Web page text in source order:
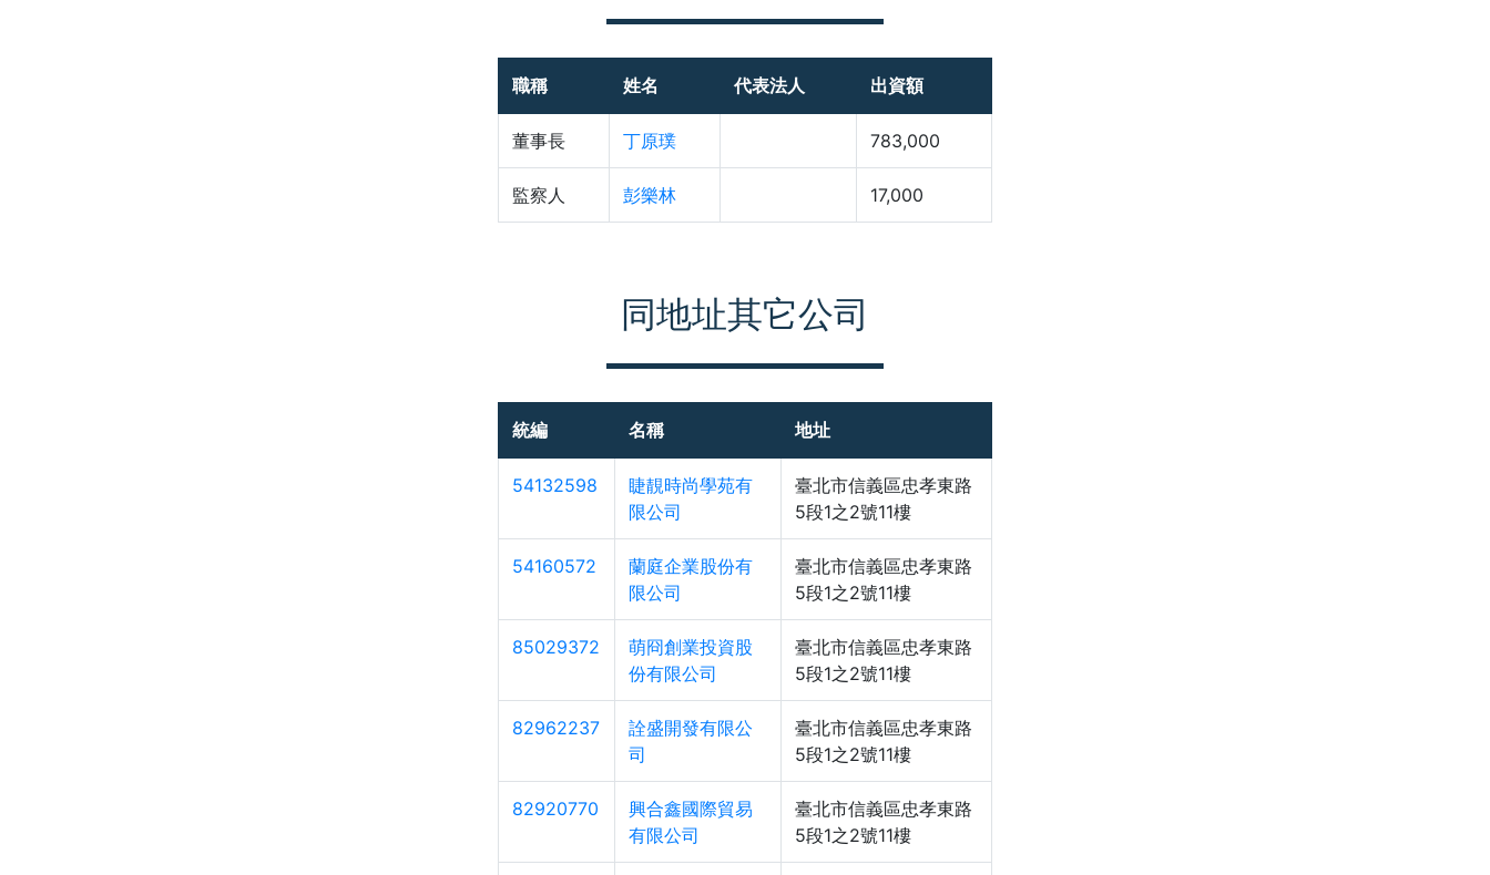
職稱 姓名 代表法人 出資額
董事長 丁原璞 783,000
監察人 彭樂林 17,000
同地址其它公司
統編 名稱 地址
54132598
睫靚時尚學苑有
限公司
臺北市信義區忠孝東路
5段1之2號11樓
54160572
蘭庭企業股份有
限公司
臺北市信義區忠孝東路
5段1之2號11樓
85029372
萌冏創業投資股
份有限公司
臺北市信義區忠孝東路
5段1之2號11樓
82962237
詮盛開發有限公
司
臺北市信義區忠孝東路
5段1之2號11樓
82920770
興合鑫國際貿易
有限公司
臺北市信義區忠孝東路
5段1之2號11樓